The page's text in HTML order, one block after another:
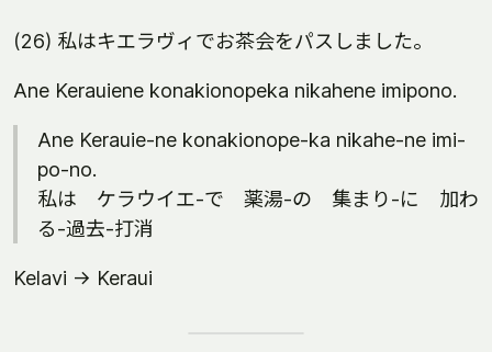
(26) 私はキエラヴィでお茶会をパスしました。
Ane Kerauiene konakionopeka nikahene imipono.
Ane Kerauie-ne konakionope-ka nikahe-ne imi-
po-no.
私は ケラウイエ-で 薬湯-の 集まり-に 加わ
る-過去-打消
Kelavi -> Keraui